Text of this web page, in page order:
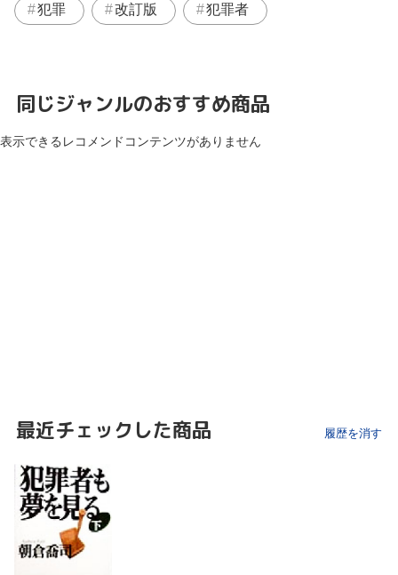
犯罪 改訂版 犯罪者
同じジャンルのおすすめ商品
表示できるレコメンドコンテンツがありません
最近チェックした商品 履歴を消す